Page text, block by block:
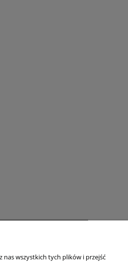
wszystkich tych plików i przejść